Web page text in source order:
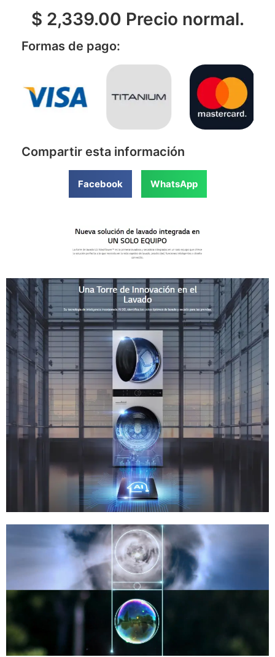
$ 2,339.00 Precio normal.
Formas de pago:
Compartir esta información
Facebook WhatsApp